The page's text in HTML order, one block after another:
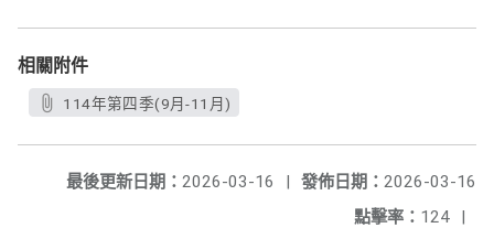
相關附件
114年第四季(9月-11月)
發佈日期： 2026-03-16
最後更新日期： 2026-03-16
|
點擊率： 124 |